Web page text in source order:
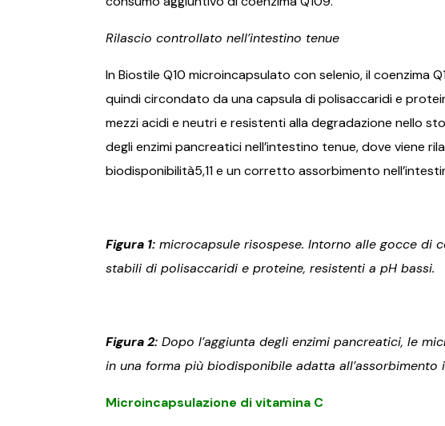
Rilascio controllato nell’intestino tenue
In Biostile Q10 microincapsulato con selenio, il coenzima
quindi circondato da una capsula di polisaccaridi e
mezzi acidi e neutri e resistenti alla degradazione nello
degli enzimi pancreatici nell’intestino tenue, dove viene
biodisponibilità5,11 e un corretto assorbimento
Figura 1: microcapsule risospese. Intorno alle gocce di
stabili di polisaccaridi e proteine, resistenti a pH bassi.
Figura 2: Dopo l’aggiunta degli enzimi pancreatici, le
in una forma più biodisponibile adatta all’assorbimento
Microincapsulazione di vitamina C